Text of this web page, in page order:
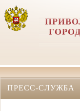
ПРЕСС-СЛУЖБА